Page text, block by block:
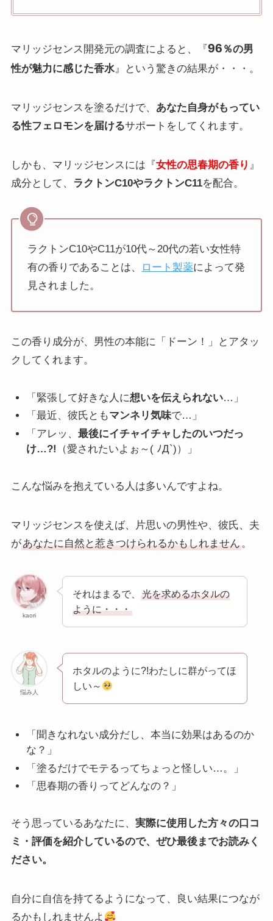
マリッジセンス開発元の調査によると、『96 ％の男
性が魅力に感じた香水』という驚きの結果が・・・。
マリッジセンスを塗るだけで、 あなた自身がもってい
る性フェロモンを届けるサポートをしてくれます。
しかも、マリッジセンスには『女性の思春期の香り 』
成分として、 ラクトンC10やラクトンC11を配合。
ラクトンC10やC11が10代～20代の若い女性特
有の香りであることは、
ロート製薬によって発
見されました。
この香り成分が、男性の本能に「ドーン！」とアタッ
クしてくれます。
「緊張して好きな人に想いを伝えられない…」
「最近、彼氏ともマンネリ気味で…」
「アレッ、最後にイチャイチャしたのいつだっ
け…?!
（愛されたいよぉ～( ﾉД`)）」
こんな悩みを抱えている人は多いんですよね。
マリッジセンスを使えば、片思いの男性や、彼氏、夫
があなたに自然と惹きつけられるかもしれません。
kaori
それはまるで、光を求めるホタルの
ように・・・
悩み人
ホタルのように?!わたしに群がってほ
しい～
「聞きなれない成分だし、本当に効果はあるのか
な？」
「塗るだけでモテるってちょっと怪しい…。」
「思春期の香りってどんなの？」
そう思っているあなたに、 実際に使用した方々の口コ
ミ・評価を紹介しているので、ぜひ最後までお読みく
ださい。
自分に自信を持てるようになって、良い結果につなが
るかもしれませんよ